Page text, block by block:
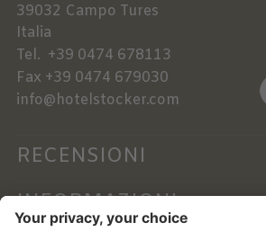
39032 Campo Tures
Italia
Tel. +39 0474 678113
Fax +39 0474 679030
info@hotelstocker.com
RECENSIONI
INFORMAZIONI